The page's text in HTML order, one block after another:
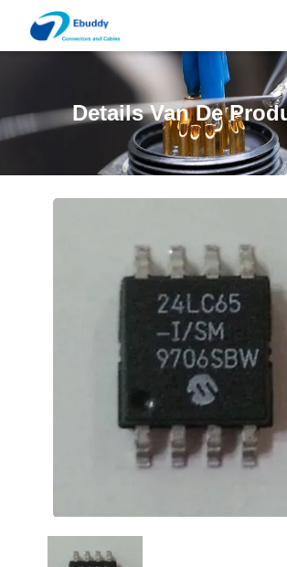
Details Van De